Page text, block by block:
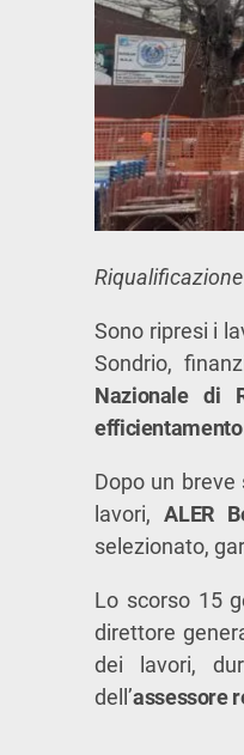
Sono ripresi i
Sondrio,
Nazionale di
Dopo un
lavori,ALER
selezionato,
Lo scorso 15
direttore
dei lavori,
dell’assessore